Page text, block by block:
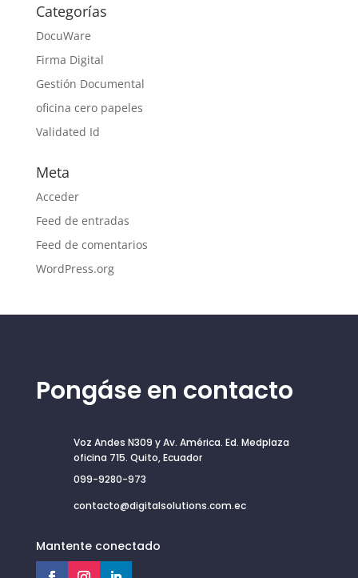
Categorías
DocuWare
Firma Digital
Gestión Documental
oficina cero papeles
Validated Id
Meta
Acceder
Feed de entradas
Feed de comentarios
WordPress.org
Pongáse en contacto
Voz Andes N309 y Av. América. Ed. Medplaza
oficina 715. Quito, Ecuador
099-9280-973
contacto@digitalsolutions.com.ec
Mantente conectado